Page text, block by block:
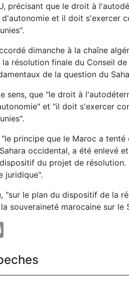
précisant que le droit à
et il doit s'exercer
dimanche à la chaîne
résolution finale du Conseil
de la question du
sens, que "le droit à
et "il doit s'exercer
principe que le Maroc a
occidental, a été enlevé
du projet de
juridique".
"sur le plan du dispositif de la
souveraineté marocaine sur le